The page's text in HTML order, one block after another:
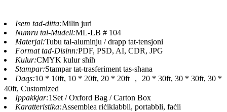
Isem tad-ditta:Milin juri
Numru tal-Mudell:ML-LB # 104
Materjal:Tubu tal-aluminju / drapp tat-tensjoni
Format tad-Disinn:PDF, PSD, AI, CDR, JPG
Kulur:CMYK kulur sħiħ
Stampar:Stampar tat-trasferiment tas-sħana
Daqs:10 * 10ft, 10 * 20ft, 20 * 20ft ， 20 * 30ft, 30 * 30ft, 30 *
40ft, Customized
Ippakkjar:1Set / Oxford Bag / Carton Box
Karatteristika:Assemblea riċiklabbli, portabbli, faċli